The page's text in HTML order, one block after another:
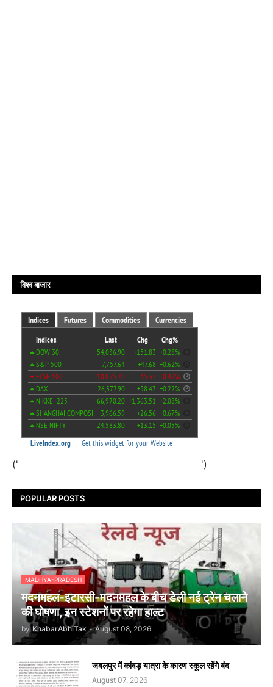
विश्व बाजार
(' ')
POPULAR POSTS
MADHYA-PRADESH
मदनमहल-इटारसी-मदनमहल के बीच डेली नई ट्रेन चलाने
की घोषणा, इन स्टेशनों पर रहेगा हाल्ट
by KhabarAbhiTak - August 08, 2026
जबलपुर में कांवड़ यात्रा के कारण स्कूल रहेंगे बंद
August 07, 2026